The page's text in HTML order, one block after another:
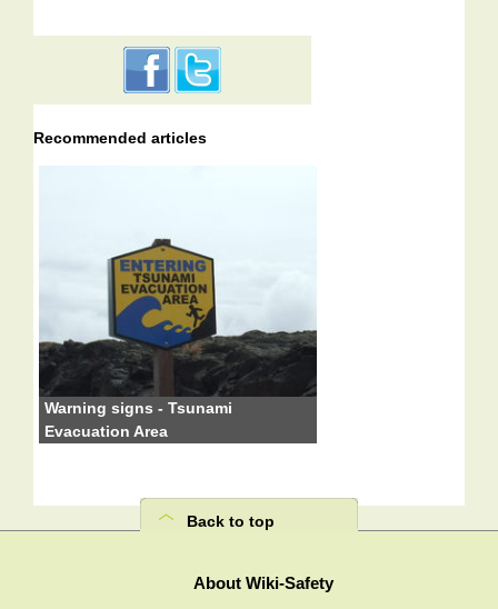
Recommended articles
Warning signs - Tsunami
Evacuation Area
Back to top
About Wiki-Safety